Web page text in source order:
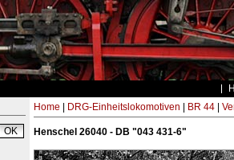
Home DRG-Einheitslokomotiven BR 44|
Henschel 26040 - DB "043 431-6"